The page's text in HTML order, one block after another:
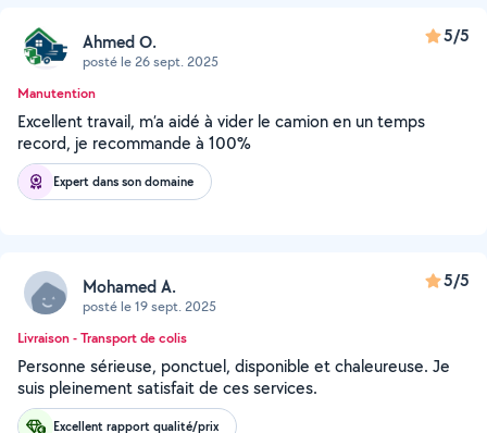
Ahmed O.
posté le 26 sept. 2025
5/5
Manutention
Excellent travail, m’a aidé à vider le camion en un temps
record, je recommande à 100%
Expert dans son domaine
Mohamed A.
posté le 19 sept. 2025
5/5
Livraison - Transport de colis
Personne sérieuse, ponctuel, disponible et chaleureuse. Je
suis pleinement satisfait de ces services.
Excellent rapport qualité/prix